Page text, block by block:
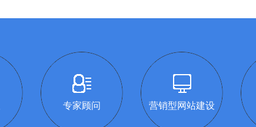
专家顾问 营销型网站建设